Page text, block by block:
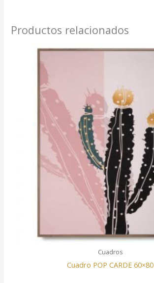
Productos relacionados
Cuadros
Cuadro POP CARDE 60×80